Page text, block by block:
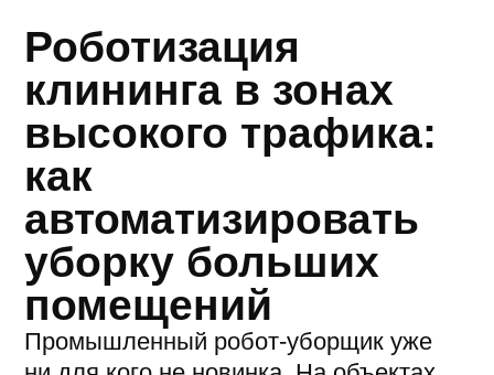
уборку больших
помещений
Промышленный робот-уборщик уже
ни для кого не новинка. На объектах
он уже почти не привлекает внимание
посетителей и персонала. Но его
все же пока что проще всего
представить ночью в пустом зале: едет
по маршруту, моет, никому не мешает.
Но самые сложные для уборки
объекты это те, где поток людей
не прекращается: аэропорты, торговые
центры, вокзалы, крупные бизнес-
центры. Здесь робот работает
не вместо людей, а рядом с ними.